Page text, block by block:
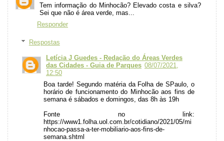
Tem informação do Minhocão? Elevado costa e silva?
Sei que não é área verde, mas...
Responder
Respostas
Letícia J Guedes - Redação do Áreas Verdes
das Cidades - Guia de Parques 08/07/2021,
12:50
Boa tarde! Segundo matéria da Folha de SPaulo, o
horário de funcionamento do Minhocão aos fins de
semana é sábados e domingos, das 8h às 19h
Fonte no link:
https://www1.folha.uol.com.br/cotidiano/2021/05/mi
nhocao-passa-a-ter-mobiliario-aos-fins-de-
semana.shtml